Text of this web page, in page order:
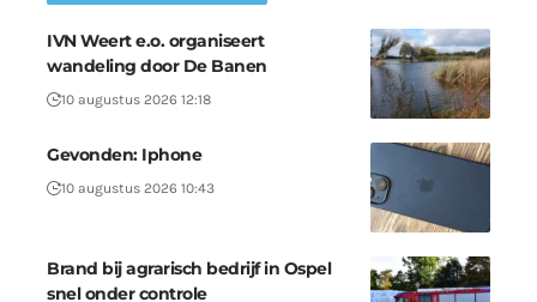
IVN Weert e.o. organiseert
wandeling door De Banen
10 augustus 2026 12:18
Gevonden: Iphone
10 augustus 2026 10:43
Brand bij agrarisch bedrijf in Ospel
snel onder controle